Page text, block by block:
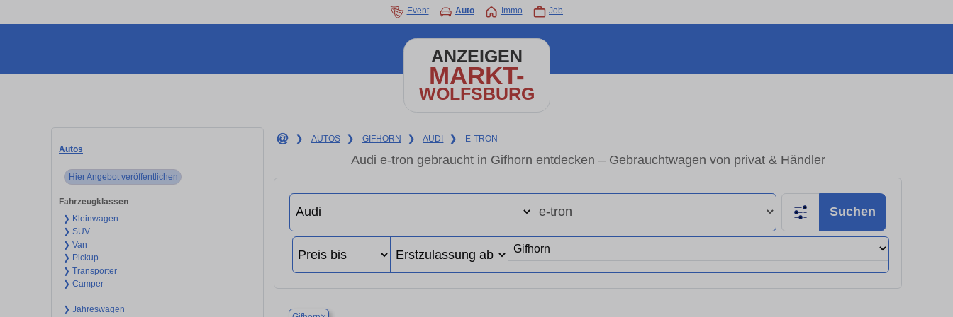
Event Auto Immo Job
ANZEIGEN
MARKT-
WOLFSBURG
Autos
Hier Angebot veröffentlichen
Fahrzeugklassen
❯ Kleinwagen
❯ SUV
❯ Van
❯ Pickup
❯ Transporter
❯ Camper
❯ Jahreswagen
❯ AUTOS ❯ GIFHORN ❯ AUDI ❯ E-TRON
Audi e-tron gebraucht in Gifhorn entdecken – Gebrauchtwagen von privat & Händler
Suchen